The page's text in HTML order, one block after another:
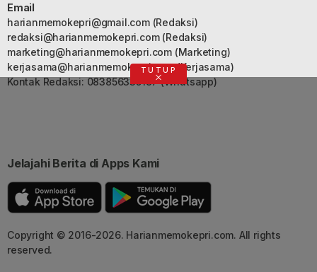
Email
harianmemokepri@gmail.com(Redaksi)
redaksi@harianmemokepri.com(Redaksi)
marketing@harianmemokepri.com(Marketing)
kerjasama@harianmemokepri.com(Kerjasama)
Kontak Redaksi: 083856335187 (Whatsapp)
Jelajahi Berita di Apps Kami
Copyright © 2016-2026. Harianmemokepri.com. All rights
reserved.
TUTUP